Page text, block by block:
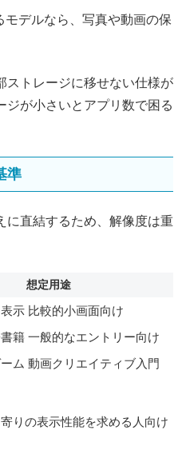
デルなら、写真や動画の保
ストレージに移せない仕様が
ジが小さいとアプリ数で困る
準
に直結するため、解像度は重
想定用途
示 比較的小画面向け
籍 一般的なエントリー向け
ム 動画クリエイティブ入門
りの表示性能を求める人向け